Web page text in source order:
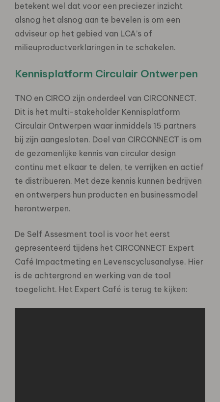
betekent wel dat voor een preciezer inzicht
alsnog het alsnog aan te bevelen is om een
adviseur op het gebied van LCA’s of
milieuproductverklaringen in te schakelen.
Kennisplatform Circulair Ontwerpen
TNO en CIRCO zijn onderdeel van CIRCONNECT.
Dit is het multi-stakeholder Kennisplatform
Circulair Ontwerpen waar inmiddels 15 partners
bij zijn aangesloten. Doel van CIRCONNECT is om
de gezamenlijke kennis van circular design
continu met elkaar te delen, te verrijken en actief
te distribueren. Met deze kennis kunnen bedrijven
en ontwerpers hun producten en businessmodel
herontwerpen.
De Self Assesment tool is voor het eerst
gepresenteerd tijdens het CIRCONNECT Expert
Café Impactmeting en Levenscyclusanalyse. Hier
is de achtergrond en werking van de tool
toegelicht. Het Expert Café is terug te kijken: